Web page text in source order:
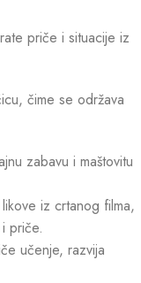
priče i situacije iz
čime se održava
zabavu i maštovitu
iz crtanog filma,
priče.
učenje, razvija